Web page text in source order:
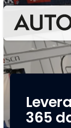
365